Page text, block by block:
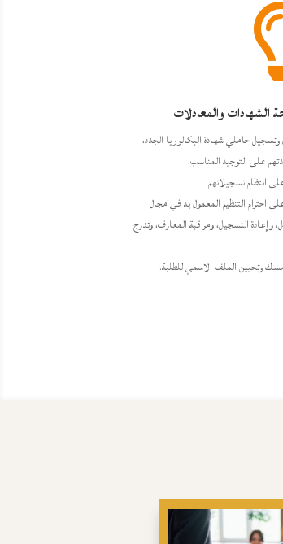
الشهادات والمعادلات
وتسجيل حاملي شهادة البكالوريا الجدد،
على التوجيه المناسب.
انتظام تسجيلاتهم.
احترام التنظيم المعمول به في مجال
وإعادة التسجيل، ومراقبة المعارف، وتدرج
وتحيين الملف الاسمي للطلبة.